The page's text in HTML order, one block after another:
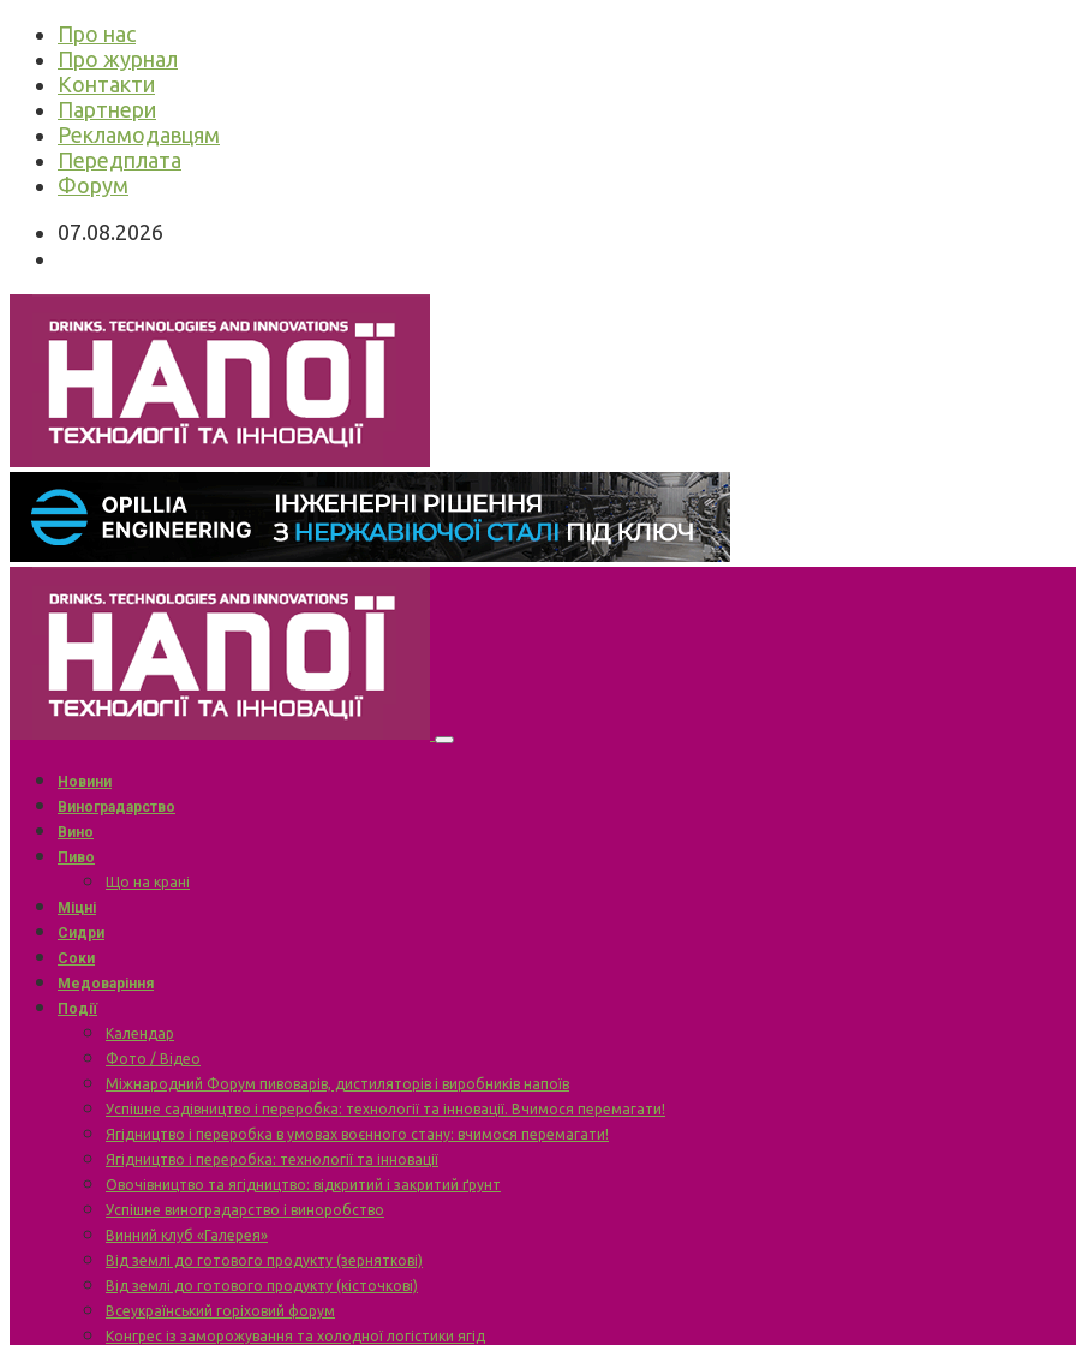
Про нас
Про журнал
Контакти
Партнери
Рекламодавцям
Передплата
Форум
07.08.2026
Новини
Виноградарство
Вино
Пиво
Що на крані
Міцні
Сидри
Соки
Медоваріння
Події
Календар
Фото / Відео
Міжнародний Форум пивоварів, дистиляторів і виробників напоїв
Успішне садівництво і переробка: технології та інновації. Вчимося перемагати!
Ягідництво і переробка в умовах воєнного стану: вчимося перемагати!
Ягідництво і переробка: технології та інновації
Овочівництво та ягідництво: відкритий і закритий ґрунт
Успішне виноградарство і виноробство
Винний клуб «Галерея»
Від землі до готового продукту (зерняткові)
Від землі до готового продукту (кісточкові)
Всеукраїнський горіховий форум
Конгрес із заморожування та холодної логістики ягід